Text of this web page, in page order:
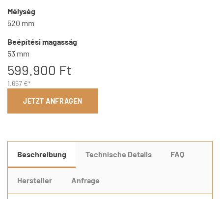
Mélység
520 mm
Beépítési magasság
53 mm
599.900 Ft
1.657 €*
JETZT ANFRAGEN
Beschreibung Technische Details FAQ
Hersteller Anfrage